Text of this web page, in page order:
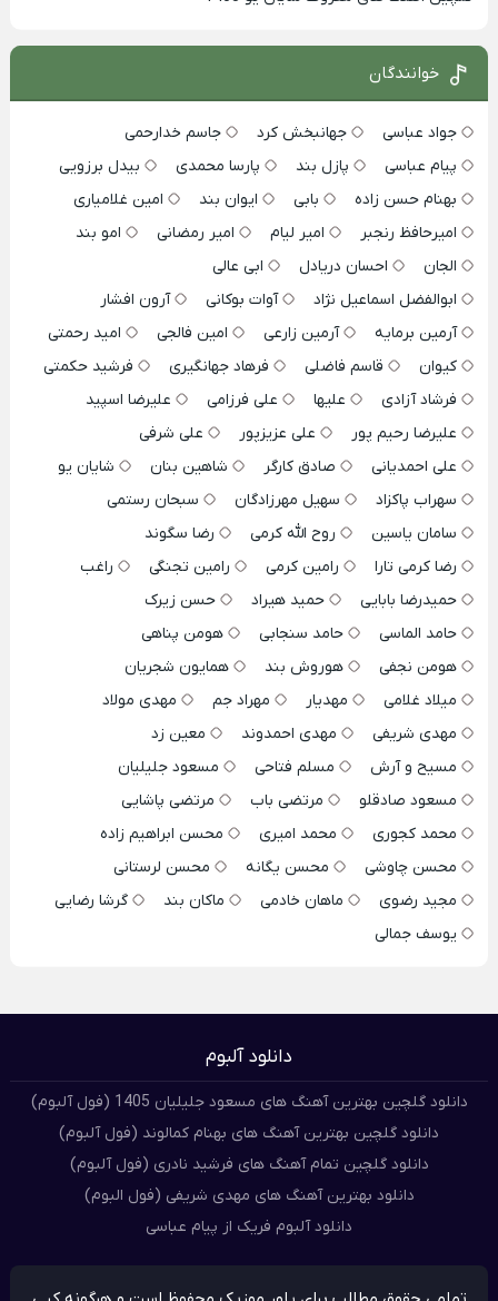
خوانندگان
جواد عباسی جهانبخش کرد
جاسم خدارحمی
پیام عباسی
پازل بند پارسا محمدی
بیدل برزویی
بهنام حسن زاده
بابی ایوان بند
امین غلامیاری
امیرحافظ رنجبر
امیر لیام امیر رمضانی
امو بند
الجان
احسان دریادل
ابی عالی
ابوالفضل اسماعیل نژاد
آوات بوکانی
آرون افشار
آرمین برمایه
آرمین زارعی امین فالجی
امید رحمتی
کیوان
قاسم فاضلی فرهاد جهانگیری
فرشید حکمتی
فرشاد آزادی
علیها علی فرزامی
علیرضا اسپید
علیرضا رحیم پور
علی عزیزپور
علی شرفی
علی احمدیانی
صادق کارگر شاهین بنان
شایان یو
سهراب پاکزاد
سهیل مهرزادگان
سبحان رستمی
سامان یاسین
روح الله کرمی
رضا سگوند
رضا کرمی تارا
رامین کرمی رامین تجنگی
راغب
حمیدرضا بابایی
حمید هیراد
حسن زیرک
حامد الماسی
حامد سنجابی
هومن پناهی
هومن نجفی
هوروش بند
همایون شجریان
میلاد غلامی
مهدیار مهراد جم
مهدی مولاد
مهدی شریفی
مهدی احمدوند
معین زد
مسیح و آرش
مسلم فتاحی
مسعود جلیلیان
مسعود صادقلو
مرتضی باب
مرتضی پاشایی
محمد کجوری
محمد امیری
محسن ابراهیم زاده
محسن چاوشی
محسن یگانه
محسن لرستانی
مجید رضوی
ماهان خادمی ماکان بند
گرشا رضایی
یوسف جمالی
دانلود آلبوم
دانلود گلچین بهترین آهنگ های مسعود جلیلیان 1405 (فول آلبوم)
دانلود گلچین بهترین آهنگ های بهنام کمالوند (فول آلبوم)
دانلود گلچین تمام آهنگ های فرشید نادری (فول آلبوم)
دانلود بهترین آهنگ های مهدی شریفی (فول البوم)
دانلود آلبوم فریک از پیام عباسی